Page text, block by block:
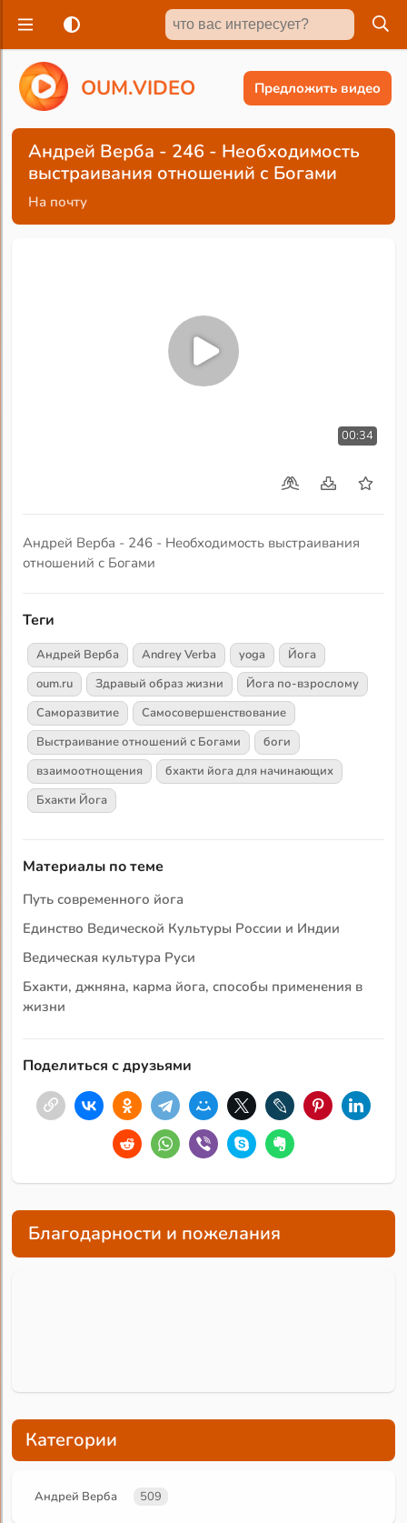
OUM.VIDEO Предложить видео
Андрей Верба - 246 - Необходимость
выстраивания отношений с Богами
На почту
00:34
Андрей Верба - 246 - Необходимость выстраивания
отношений с Богами
Теги
Андрей Верба Andrey Verba yoga
Йога
oum.ru
Здравый образ жизни
Йога по-взрослому
Саморазвитие
Самосовершенствование
Выстраивание отношений с Богами
боги
взаимоотнощения
бхакти йога для начинающих
Бхакти Йога
Материалы по теме
Путь современного йога
Единство Ведической Культуры России и Индии
Ведическая культура Руси
Бхакти, джняна, карма йога, способы применения в
жизни
Поделиться с друзьями
Благодарности и пожелания
Категории
Андрей Верба 509